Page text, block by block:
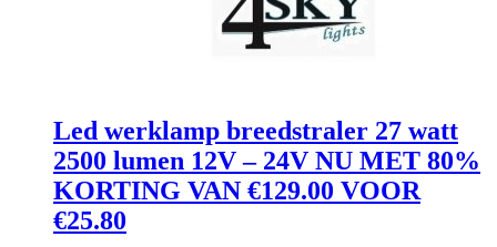
Led werklamp breedstraler 27 watt
2500 lumen 12V – 24V NU MET 80%
KORTING VAN €129.00 VOOR
€25.80